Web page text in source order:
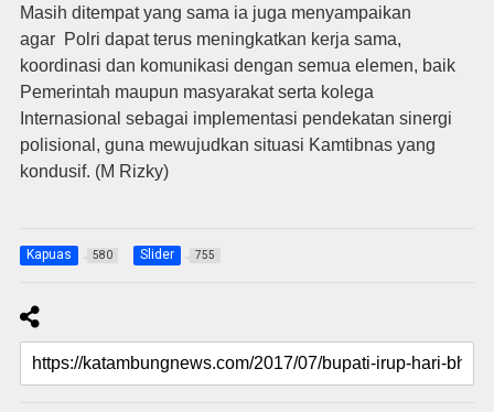
Masih ditempat yang sama ia juga menyampaikan
agar Polri dapat terus meningkatkan kerja sama,
koordinasi dan komunikasi dengan semua elemen, baik
Pemerintah maupun masyarakat serta kolega
Internasional sebagai implementasi pendekatan sinergi
polisional, guna mewujudkan situasi Kamtibnas yang
kondusif. (M Rizky)
Kapuas 580 Slider 755